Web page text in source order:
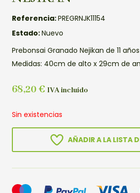
Referencia:PREGRNJK11154
Estado:Nuevo
Prebonsai Granado Nejikan de 11
Medidas: 40cm de alto x 29cm de
68,20 € IVA incluído
Sin existencias
AÑADIR A LA LISTA